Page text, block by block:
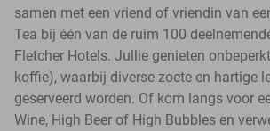
samen met een vriend of vriendin van
Tea bij één van de ruim 100
Fletcher Hotels. Jullie genieten
koffie), waarbij diverse zoete en hartige
geserveerd worden. Of kom langs voor
Wine, High Beer of High Bubbles en